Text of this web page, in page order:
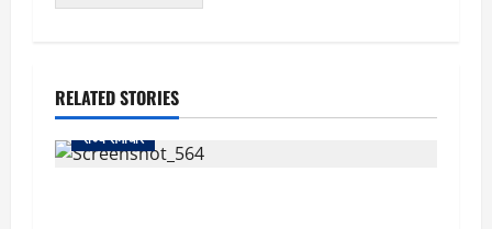
RELATED STORIES
राज्य समाचार